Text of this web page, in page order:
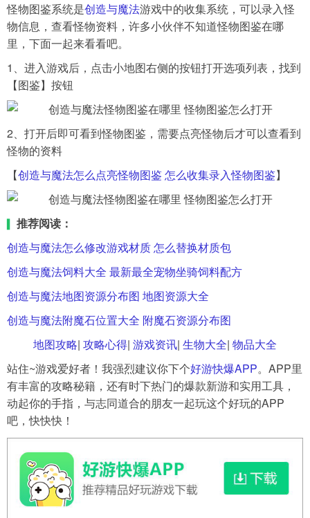
4399手机游戏网
怪物图鉴系统是创造与魔法游戏中的收集系统，可以录入怪
物信息，查看怪物资料，许多小伙伴不知道怪物图鉴在哪
里，下面一起来看看吧。
1、进入游戏后，点击小地图右侧的按钮打开选项列表，找到
【图鉴】按钮
2、打开后即可看到怪物图鉴，需要点亮怪物后才可以查看到
怪物的资料
【创造与魔法怎么点亮怪物图鉴 怎么收集录入怪物图鉴】
▍ 推荐阅读：
创造与魔法怎么修改游戏材质 怎么替换材质包
创造与魔法饲料大全 最新最全宠物坐骑饲料配方
创造与魔法地图资源分布图 地图资源大全
创造与魔法附魔石位置大全 附魔石资源分布图
地图攻略| 攻略心得| 游戏资讯| 生物大全| 物品大全
站住~游戏爱好者！我强烈建议你下个好游快爆APP。APP里
有丰富的攻略秘籍，还有时下热门的爆款新游和实用工具，
动起你的手指，与志同道合的朋友一起玩这个好玩的APP
吧，快快快！